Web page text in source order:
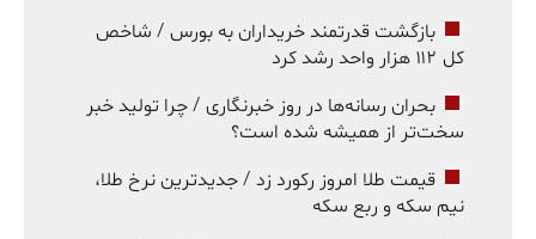
بازگشت قدرتمند خریداران به بورس / شاخص
کل ۱۱۲ هزار واحد رشد کرد
بحران رسانه‌ها در روز خبرنگاری / چرا تولید خبر
سخت‌تر از همیشه شده است؟
قیمت طلا امروز رکورد زد / جدیدترین نرخ طلا،
نیم سکه و ربع سکه